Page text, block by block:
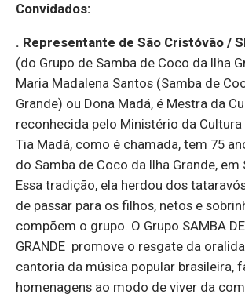
Convidados:
. Representante de São Cristóvão /
(do Grupo de Samba de Coco da Ilha
Maria Madalena Santos (Samba de
Grande) ou Dona Madá, é Mestra da
reconhecida pelo Ministério da Cultura
Tia Madá, como é chamada, tem 75
do Samba de Coco da Ilha Grande, em
Essa tradição, ela herdou dos
de passar para os filhos, netos e
compõem o grupo. O Grupo SAMBA
GRANDE promove o resgate da
cantoria da música popular brasileira,
homenagens ao modo de viver da